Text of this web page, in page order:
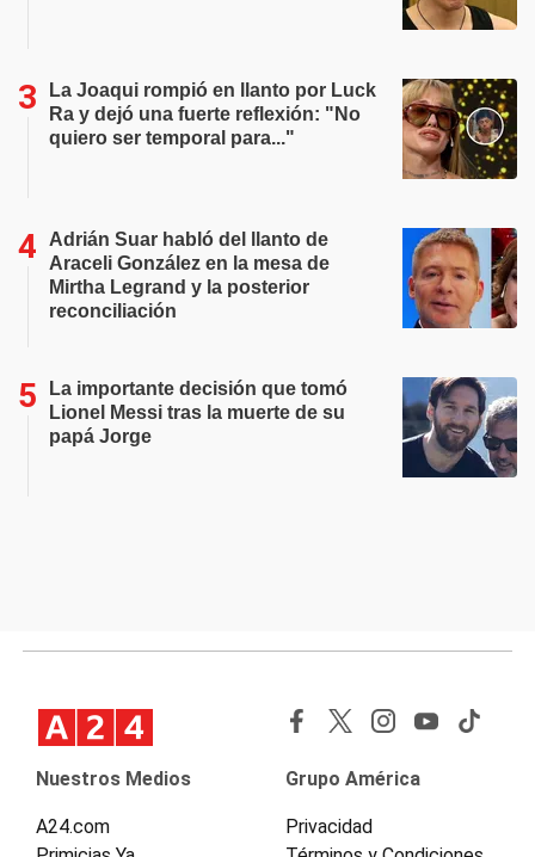
La Joaqui rompió en llanto por Luck
Ra y dejó una fuerte reflexión: "No
quiero ser temporal para..."
Adrián Suar habló del llanto de
Araceli González en la mesa de
Mirtha Legrand y la posterior
reconciliación
La importante decisión que tomó
Lionel Messi tras la muerte de su
papá Jorge
Nuestros Medios
A24.com
Grupo América
Privacidad